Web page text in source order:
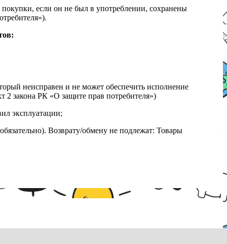
если он не был в употреблении, сохранены
неисправен и не может обеспечить исполнение
2 закона РК «О защите прав потребителя»)
эксплуатации;
Возврату/обмену не подлежат: Товары